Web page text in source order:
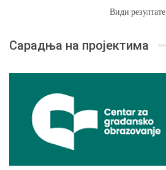
Види резултате
Сарадња на пројектима